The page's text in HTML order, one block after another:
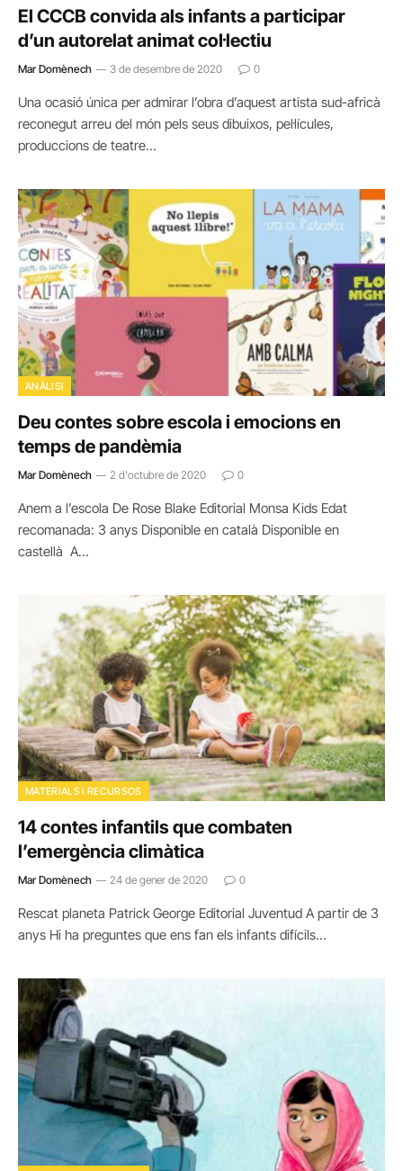
El CCCB convida als infants a participar
d’un autorelat animat col·lectiu
Mar Domènech 3 de desembre de 2020 0
Una ocasió única per admirar l’obra d’aquest artista sud-africà
reconegut arreu del món pels seus dibuixos, pel·lícules,
produccions de teatre…
ANÀLISI
Deu contes sobre escola i emocions en
temps de pandèmia
Mar Domènech 2 d'octubre de 2020 0
Anem a l’escola De Rose Blake Editorial Monsa Kids Edat
recomanada: 3 anys Disponible en català Disponible en
castellà A…
MATERIALS I RECURSOS
14 contes infantils que combaten
l’emergència climàtica
Mar Domènech 24 de gener de 2020 0
Rescat planeta Patrick George Editorial Juventud A partir de 3
anys Hi ha preguntes que ens fan els infants difícils…